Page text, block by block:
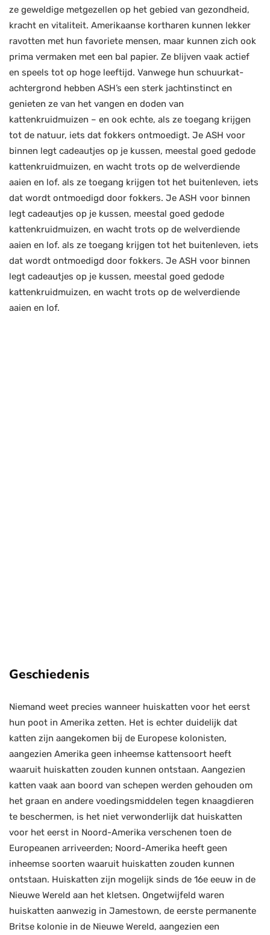
ze geweldige metgezellen op het gebied van gezondheid,
kracht en vitaliteit. Amerikaanse kortharen kunnen lekker
ravotten met hun favoriete mensen, maar kunnen zich ook
prima vermaken met een bal papier. Ze blijven vaak actief
en speels tot op hoge leeftijd. Vanwege hun schuurkat-
achtergrond hebben ASH’s een sterk jachtinstinct en
genieten ze van het vangen en doden van
kattenkruidmuizen – en ook echte, als ze toegang krijgen
tot de natuur, iets dat fokkers ontmoedigt. Je ASH voor
binnen legt cadeautjes op je kussen, meestal goed gedode
kattenkruidmuizen, en wacht trots op de welverdiende
aaien en lof. als ze toegang krijgen tot het buitenleven, iets
dat wordt ontmoedigd door fokkers. Je ASH voor binnen
legt cadeautjes op je kussen, meestal goed gedode
kattenkruidmuizen, en wacht trots op de welverdiende
aaien en lof. als ze toegang krijgen tot het buitenleven, iets
dat wordt ontmoedigd door fokkers. Je ASH voor binnen
legt cadeautjes op je kussen, meestal goed gedode
kattenkruidmuizen, en wacht trots op de welverdiende
aaien en lof.
Geschiedenis
Niemand weet precies wanneer huiskatten voor het eerst
hun poot in Amerika zetten. Het is echter duidelijk dat
katten zijn aangekomen bij de Europese kolonisten,
aangezien Amerika geen inheemse kattensoort heeft
waaruit huiskatten zouden kunnen ontstaan. Aangezien
katten vaak aan boord van schepen werden gehouden om
het graan en andere voedingsmiddelen tegen knaagdieren
te beschermen, is het niet verwonderlijk dat huiskatten
voor het eerst in Noord-Amerika verschenen toen de
Europeanen arriveerden; Noord-Amerika heeft geen
inheemse soorten waaruit huiskatten zouden kunnen
ontstaan. Huiskatten zijn mogelijk sinds de 16e eeuw in de
Nieuwe Wereld aan het kletsen. Ongetwijfeld waren
huiskatten aanwezig in Jamestown, de eerste permanente
Britse kolonie in de Nieuwe Wereld, aangezien een